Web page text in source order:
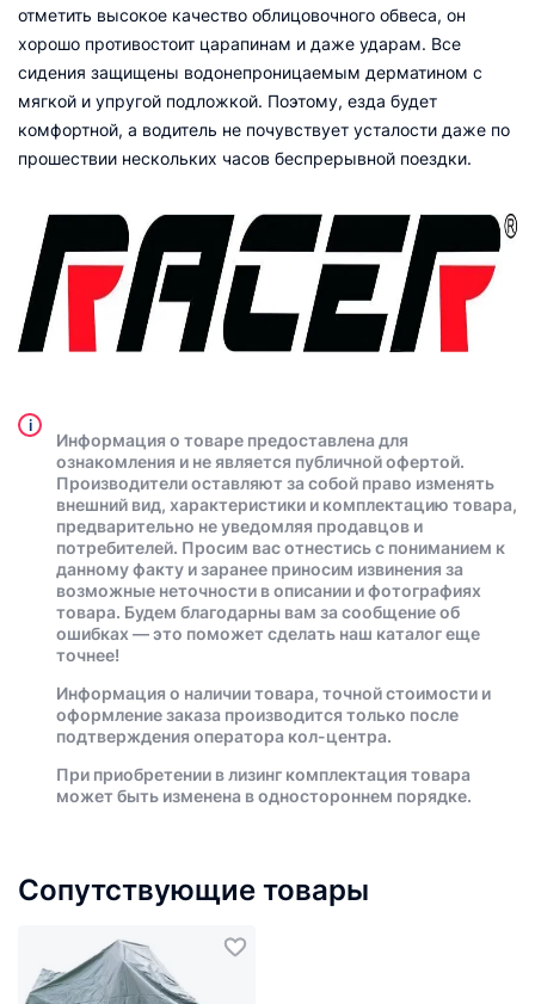
отметить высокое качество облицовочного обвеса, он
хорошо противостоит царапинам и даже ударам. Все
сидения защищены водонепроницаемым дерматином с
мягкой и упругой подложкой. Поэтому, езда будет
комфортной, а водитель не почувствует усталости даже по
прошествии нескольких часов беспрерывной поездки.
i
Информация о товаре предоставлена для
ознакомления и не является публичной офертой.
Производители оставляют за собой право изменять
внешний вид, характеристики и комплектацию товара,
предварительно не уведомляя продавцов и
потребителей. Просим вас отнестись с пониманием к
данному факту и заранее приносим извинения за
возможные неточности в описании и фотографиях
товара. Будем благодарны вам за сообщение об
ошибках — это поможет сделать наш каталог еще
точнее!
Информация о наличии товара, точной стоимости и
оформление заказа производится только после
подтверждения оператора кол-центра.
При приобретении в лизинг комплектация товара
может быть изменена в одностороннем порядке.
Сопутствующие товары